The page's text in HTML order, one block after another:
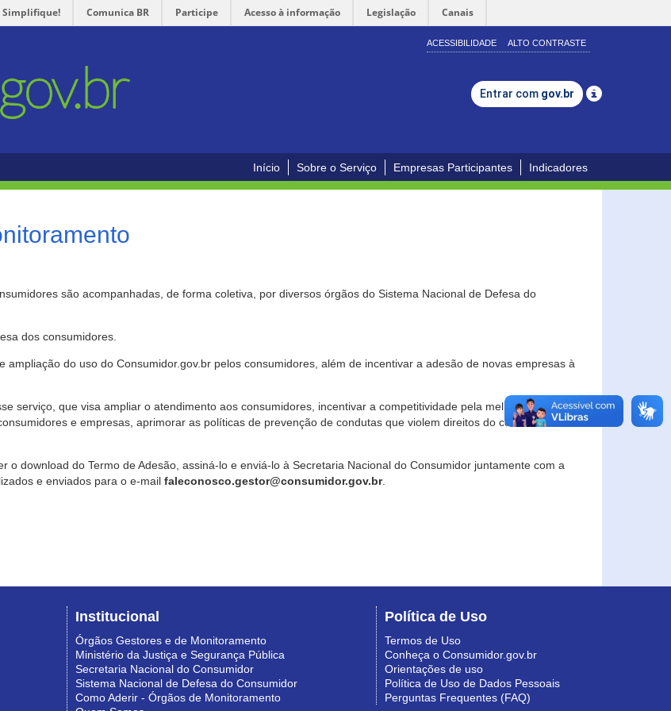
Simplifique! Comunica BR Participe Acesso à informação Legislação Canais
ACESSIBILIDADE ALTO CONTRASTE
Entrar com gov.br
Início Sobre o Serviço Empresas Participantes Indicadores
são acompanhadas, de forma coletiva, por diversos órgãos do Sistema Nacional de Defesa do
dos consumidores.
do uso do Consumidor.gov.br pelos consumidores, além de incentivar a adesão de novas empresas à
serviço, que visa ampliar o atendimento aos consumidores, incentivar a competitividade pela melhoria da
e empresas, aprimorar as políticas de prevenção de condutas que violem direitos do consumidor e
o download do Termo de Adesão, assiná-lo e enviá-lo à Secretaria Nacional do Consumidor juntamente com a
e enviados para o e-mail faleconosco.gestor@consumidor.gov.br.
Institucional
Órgãos Gestores e de Monitoramento
Ministério da Justiça e Segurança Pública
Secretaria Nacional do Consumidor
Sistema Nacional de Defesa do Consumidor
Como Aderir - Órgãos de Monitoramento
Política de Uso
Termos de Uso
Conheça o Consumidor.gov.br
Orientações de uso
Política de Uso de Dados Pessoais
Perguntas Frequentes (FAQ)